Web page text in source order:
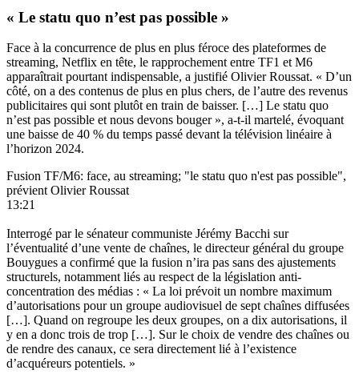
« Le statu quo n’est pas possible »
Face à la concurrence de plus en plus féroce des plateformes de
streaming, Netflix en tête, le rapprochement entre TF1 et M6
apparaîtrait pourtant indispensable, a justifié Olivier Roussat. « D’un
côté, on a des contenus de plus en plus chers, de l’autre des revenus
publicitaires qui sont plutôt en train de baisser. […] Le statu quo
n’est pas possible et nous devons bouger », a-t-il martelé, évoquant
une baisse de 40 % du temps passé devant la télévision linéaire à
l’horizon 2024.
Fusion TF/M6: face, au streaming; "le statu quo n'est pas possible",
prévient Olivier Roussat
13:21
Interrogé par le sénateur communiste Jérémy Bacchi sur
l’éventualité d’une vente de chaînes, le directeur général du groupe
Bouygues a confirmé que la fusion n’ira pas sans des ajustements
structurels, notamment liés au respect de la législation anti-
concentration des médias : « La loi prévoit un nombre maximum
d’autorisations pour un groupe audiovisuel de sept chaînes diffusées
[…]. Quand on regroupe les deux groupes, on a dix autorisations, il
y en a donc trois de trop […]. Sur le choix de vendre des chaînes ou
de rendre des canaux, ce sera directement lié à l’existence
d’acquéreurs potentiels. »